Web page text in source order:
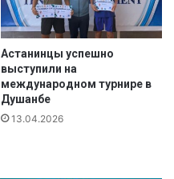
Астанинцы успешно
выступили на
международном турнире в
Душанбе
13.04.2026